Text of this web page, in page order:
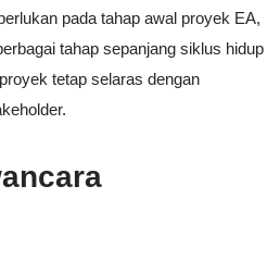
pada tahap awal proyek EA,
tahap sepanjang siklus hidup
tetap selaras dengan